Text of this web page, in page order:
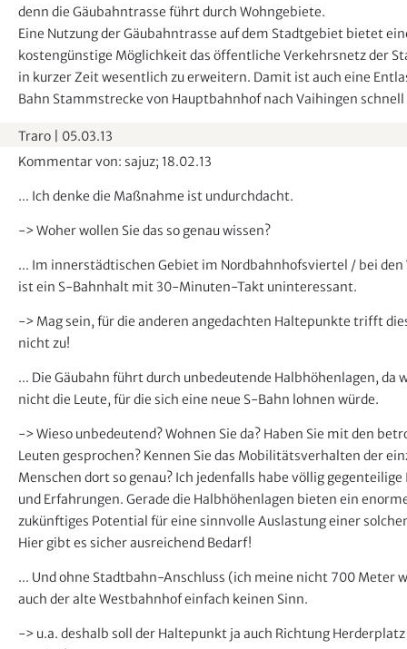
denn die Gäubahntrasse führt durch Wohngebiete.
Eine Nutzung der Gäubahntrasse auf dem Stadtgebiet bietet
kostengünstige Möglichkeit das öffentliche Verkehrsnetz der
in kurzer Zeit wesentlich zu erweitern. Damit ist auch eine
Bahn Stammstrecke von Hauptbahnhof nach Vaihingen
Traro
05.03.13
Kommentar von: sajuz; 18.02.13
... Ich denke die Maßnahme ist undurchdacht.
-> Woher wollen Sie das so genau wissen?
... Im innerstädtischen Gebiet im Nordbahnhofsviertel / bei den
ist ein S-Bahnhalt mit 30-Minuten-Takt uninteressant.
-> Mag sein, für die anderen angedachten Haltepunkte trifft
nicht zu!
... Die Gäubahn führt durch unbedeutende Halbhöhenlagen, da
nicht die Leute, für die sich eine neue S-Bahn lohnen würde.
-> Wieso unbedeutend? Wohnen Sie da? Haben Sie mit den
Leuten gesprochen? Kennen Sie das Mobilitätsverhalten der
Menschen dort so genau? Ich jedenfalls habe völlig
und Erfahrungen. Gerade die Halbhöhenlagen bieten ein
zukünftiges Potential für eine sinnvolle Auslastung einer
Hier gibt es sicher ausreichend Bedarf!
... Und ohne Stadtbahn-Anschluss (ich meine nicht 700 Meter
auch der alte Westbahnhof einfach keinen Sinn.
-> u.a. deshalb soll der Haltepunkt ja auch Richtung